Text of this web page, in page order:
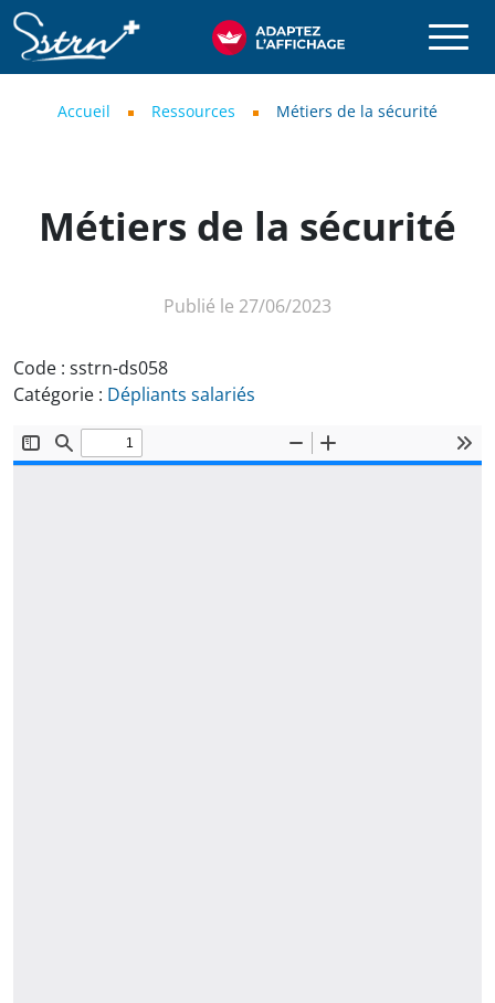
Aller au contenu principal
SSTRN
Accueil Ressources Métiers de la sécurité
Métiers de la sécurité
Publié le 27/06/2023
Code : sstrn-ds058
Catégorie : Dépliants salariés
Document